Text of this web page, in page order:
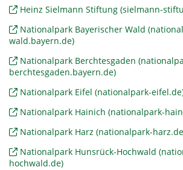
Heinz Sielmann Stiftung (sielmann-
Nationalpark Bayerischer Wald
wald.bayern.de)
Nationalpark Berchtesgaden
berchtesgaden.bayern.de)
Nationalpark Eifel (nationalpark-
Nationalpark Hainich (nationalpark-
Nationalpark Harz (nationalpark-
Nationalpark Hunsrück-Hochwald
hochwald.de)